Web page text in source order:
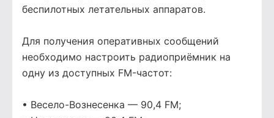
беспилотных летательных аппаратов.
Для получения оперативных сообщений
необходимо настроить радиоприёмник на
одну из доступных FM-частот:
• Весело-Вознесенка — 90,4 FM;